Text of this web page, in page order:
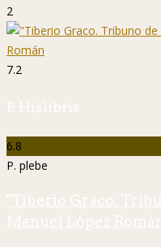
2
7.2
P. Hislibris
6.8
P. plebe
"Tiberio Graco.
Manuel López